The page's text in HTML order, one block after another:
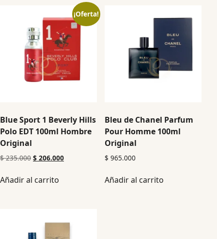
¡Oferta!
Blue Sport 1 Beverly Hills
Polo EDT 100ml Hombre
Original
$235.000 $ 206.000
Añadir al carrito
Bleu de Chanel Parfum
Pour Homme 100ml
Original
$ 965.000
Añadir al carrito